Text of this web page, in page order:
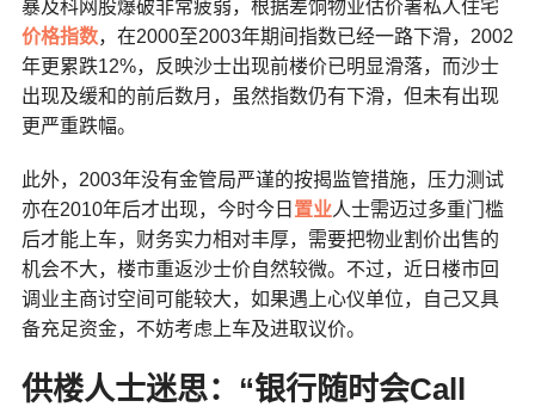
暴及科网股爆破非常疲弱，根据差饷物业估价署私人住宅
价格指数，在2000至2003年期间指数已经一路下滑，2002
年更累跌12%，反映沙士出现前楼价已明显滑落，而沙士
出现及缓和的前后数月，虽然指数仍有下滑，但未有出现
更严重跌幅。
此外，2003年没有金管局严谨的按揭监管措施，压力测试
亦在2010年后才出现，今时今日 置业人士需迈过多重门槛
后才能上车，财务实力相对丰厚，需要把物业割价出售的
机会不大，楼市重返沙士价自然较微。不过，近日楼市回
调业主商讨空间可能较大，如果遇上心仪单位，自己又具
备充足资金，不妨考虑上车及进取议价。
供楼人士迷思：“银行随时会Call